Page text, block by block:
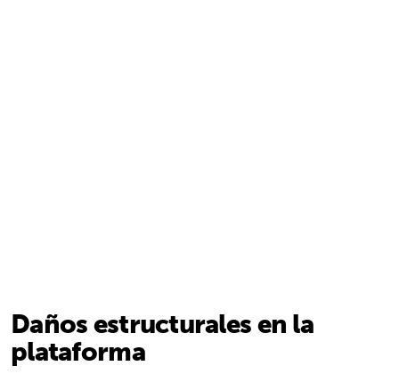
Daños estructurales en la
plataforma